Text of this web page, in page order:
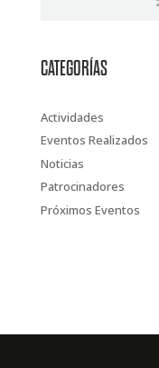
CATEGORÍAS
Actividades
Eventos Realizados
Noticias
Patrocinadores
Próximos Eventos